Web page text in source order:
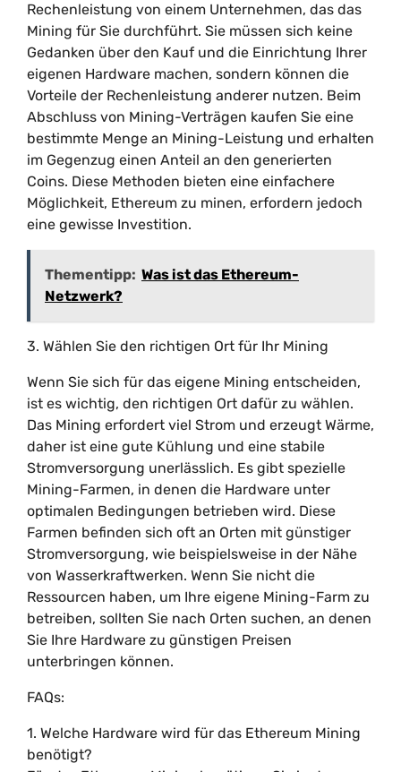
Rechenleistung von einem Unternehmen, das das
Mining für Sie durchführt. Sie müssen sich keine
Gedanken über den Kauf und die Einrichtung Ihrer
eigenen Hardware machen, sondern können die
Vorteile der Rechenleistung anderer nutzen. Beim
Abschluss von Mining-Verträgen kaufen Sie eine
bestimmte Menge an Mining-Leistung und erhalten
im Gegenzug einen Anteil an den generierten
Coins. Diese Methoden bieten eine einfachere
Möglichkeit, Ethereum zu minen, erfordern jedoch
eine gewisse Investition.
Thementipp: Was ist das Ethereum-
Netzwerk?
3. Wählen Sie den richtigen Ort für Ihr Mining
Wenn Sie sich für das eigene Mining entscheiden,
ist es wichtig, den richtigen Ort dafür zu wählen.
Das Mining erfordert viel Strom und erzeugt Wärme,
daher ist eine gute Kühlung und eine stabile
Stromversorgung unerlässlich. Es gibt spezielle
Mining-Farmen, in denen die Hardware unter
optimalen Bedingungen betrieben wird. Diese
Farmen befinden sich oft an Orten mit günstiger
Stromversorgung, wie beispielsweise in der Nähe
von Wasserkraftwerken. Wenn Sie nicht die
Ressourcen haben, um Ihre eigene Mining-Farm zu
betreiben, sollten Sie nach Orten suchen, an denen
Sie Ihre Hardware zu günstigen Preisen
unterbringen können.
FAQs:
1. Welche Hardware wird für das Ethereum Mining
benötigt?